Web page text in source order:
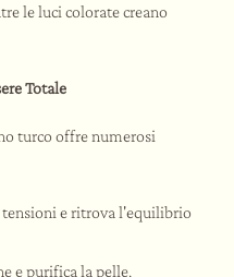
le luci colorate creano
Totale
turco offre numerosi
e ritrova l'equilibrio
e purifica la pelle.